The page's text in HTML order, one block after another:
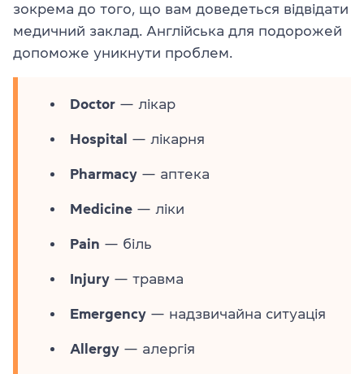
зокрема до того, що вам доведеться відвідати
медичний заклад. Англійська для подорожей
допоможе уникнути проблем.
Doctor — лікар
Hospital — лікарня
Pharmacy — аптека
Medicine — ліки
Pain — біль
Injury — травма
Emergency — надзвичайна ситуація
Allergy — алергія